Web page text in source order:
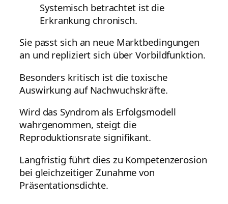
Systemisch betrachtet ist die
Erkrankung chronisch.
Sie passt sich an neue Marktbedingungen
an und repliziert sich über Vorbildfunktion.
Besonders kritisch ist die toxische
Auswirkung auf Nachwuchskräfte.
Wird das Syndrom als Erfolgsmodell
wahrgenommen, steigt die
Reproduktionsrate signifikant.
Langfristig führt dies zu Kompetenzerosion
bei gleichzeitiger Zunahme von
Präsentationsdichte.